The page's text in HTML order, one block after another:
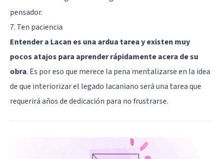
pensador.
7. Ten paciencia
Entender a Lacan es una ardua tarea y existen muy
pocos atajos para aprender rápidamente acera de su
obra. Es por eso que merece la pena mentalizarse en la idea
de que interiorizar el legado lacaniano será una tarea que
requerirá años de dedicación para no frustrarse.